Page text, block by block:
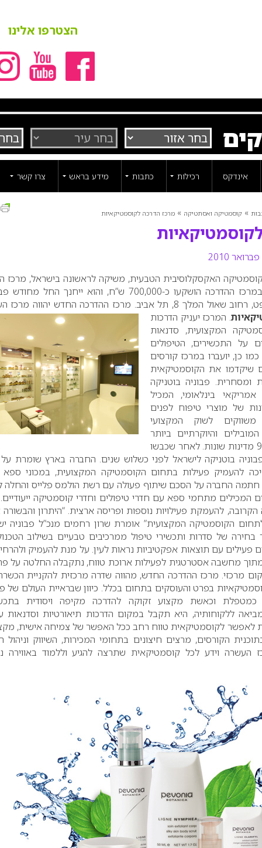
הצטרפו אלינו
אינדקס רכילות כתבות מידע בראש צרו קשר
» קוסמטיקה ואסתטיקה » מרכז הדרכה לקוסמטיקאיות
האקסקלוסיבית הטבעית, משיקה לראשונה בישראל, מרכז
מקצועי לקוסמטיקאיות. במרכז ההדרכה הושקעו כ-700,000 ש”ח, והוא ייחנך החל
2010, בבית אמות המשפט, רחוב שאול המלך 8, תל אביב. מרכז ההדרכה החדש יהווה
. המרכז יעניק הדרכות
המקצועית, סדנאות
על התכשירים, הטיפולים
כמו כן, יועברו במרכז קורסים
שיקדמו את הקוסמטיקאית
ומסחרית. פבוניה בוטניקה
בינלאומי, המכיל
שונות של מוצרי טיפוח לפנים
לשוק המקצועי
המובילים והיוקרתיים ביותר
לאחר שכבשו
פבוניה בוטניקה לישראל לפני כשלוש שנים. החברה בארץ שומרת
להעמיק פעילות בתחום הקוסמטיקה המקצועית, במכוני ספא
חתמה החברה על הסכם שיתוף פעולה עם רשת הולמס פלייס והחלה
ב-7 סניפים המכילים מתחמי ספא עם חדרי טיפולים וחדרי קוסמטיקה
להעמקת פעילויות נוספות ופריסה ארצית. “היתרון
הקוסמטיקה המקצועית” אומרת שרון רחמים מנכ”ל פבוניה
של סדרות ותכשירי טיפול ממרכיבים טבעיים בשילוב
פעילים עם תוצאות אפקטיביות נראות לעין. על מנת להעמיק
מחשבה אסטרטגית לפעילות ארוכת טווח, נתקבלה החלטה על
מרכזי. מרכז ההדרכה החדש, מהווה שדרה מרכזית להקניית
בפרט והעוסקים בתחום בכלל. כיוון שבראיית העולם של
כמטפלת וכאשת מקצוע זקוקה להדרכה מקיפה ויסודית
מביאה ללקוחותיה, היא תקבל במקום הדרכות תיאורטיות וסדנאות
לאפשר לקוסמטיקאית טווח רחב ככל האפשר של צמיחה אישית,
הקורסים, מרצים חיצונים בתחומי המכירות, השיווק וניהול
העשרה וידע לכל קוסמטיקאית שתרצה להגיע וללמוד באווירה